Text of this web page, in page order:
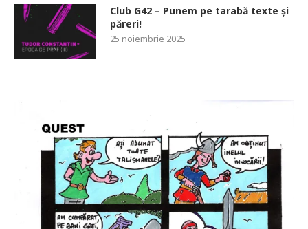
Club G42 – Punem pe tarabă texte și
păreri!
25 noiembrie 2025